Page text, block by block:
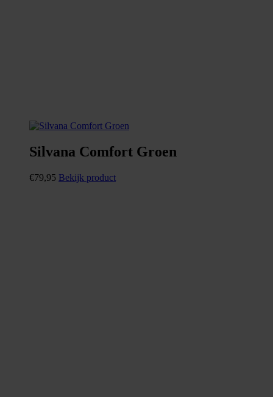
Silvana Comfort Groen
€79,95 Bekijk product